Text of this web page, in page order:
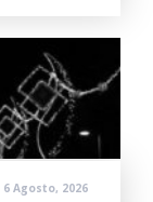
6 Agosto, 2026